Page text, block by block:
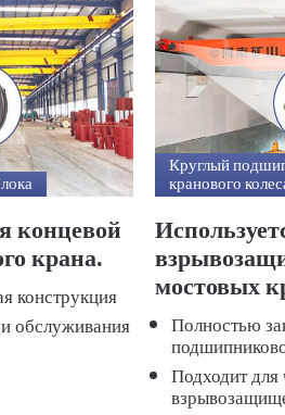
концевой
крана.
конструкция
обслуживания
Круглый
кранового
мостовых
Полностью
Подходит